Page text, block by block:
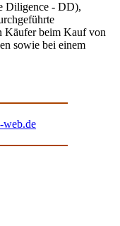
Diligence - DD),
Käufer beim Kauf von
sowie bei einem
web.de